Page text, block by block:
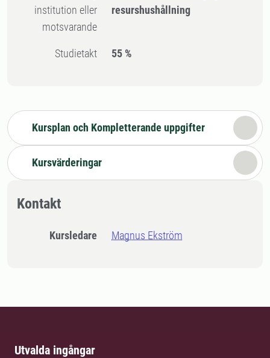
institution eller
motsvarande
resurshushållning
Studietakt 55 %
Kursplan och Kompletterande uppgifter
Kursvärderingar
Kontakt
Kursledare Magnus Ekström
Utvalda ingångar